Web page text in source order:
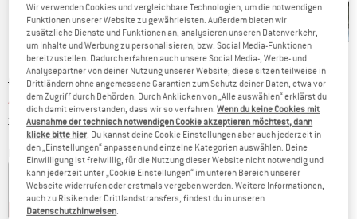
Ursprünglicher Preis :
64,95€
Preis:
45,47€ inkl. MwSt.
zzgl. VersandkostenInformationen zu den Versandkosten. Öffnet sich in
Farbe:Wilted Leaf
30% 30%
Wir verwenden Cookies und vergleichbare Technologien, um die notwendigen
Funktionen unserer Website zu gewährleisten. Außerdem bieten wir
zusätzliche Dienste und Funktionen an, analysieren unseren Datenverkehr,
um Inhalte und Werbung zu personalisieren, bzw. Social Media-Funktionen
bereitzustellen. Dadurch erfahren auch unsere Social Media-, Werbe- und
Analysepartner von deiner Nutzung unserer Website; diese sitzen teilweise in
Drittländern ohne angemessene Garantien zum Schutz deiner Daten, etwa vor
dem Zugriff durch Behörden. Durch Anklicken von „Alle auswählen“ erklärst du
dich damit einverstanden, dass wir so verfahren.Wenn du keine Cookies mit
Ausnahme der technisch notwendigen Cookie akzeptieren möchtest, dann
klicke bitte hier . Du kannst deine Cookie Einstellungen aber auch jederzeit in
den „Einstellungen“ anpassen und einzelne Kategorien auswählen. Deine
Einwilligung ist freiwillig, für die Nutzung dieser Website nicht notwendig und
kann jederzeit unter „Cookie Einstellungen“ im unteren Bereich unserer
Webseite widerrufen oder erstmals vergeben werden. Weitere Informationen,
auch zu Risiken der Drittlandstransfers, findest du in unseren
Datenschutzhinweisen